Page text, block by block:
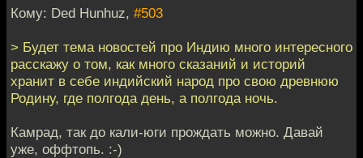
Кому: Ded Hunhuz, #503
> Будет тема новостей про Индию много интересного
расскажу о том, как много сказаний и историй
хранит в себе индийский народ про свою древнюю
Родину, где полгода день, а полгода ночь.
Камрад, так до кали-юги прождать можно. Давай
уже, оффтопь. :-)